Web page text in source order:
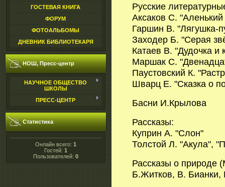
ГОСТЕВАЯ КНИГА
ФОРУМ
ФОТОАЛЬБОМЫ
ДНЕВНИК БИБЛИОТЕКАРЯ
НОШ, Пресс-центр
НАУЧНОЕ ОБЩЕСТВО
ШКОЛЫ
ПРЕСС-ЦЕНТР
Статистика
Онлайн всего: 1
Гостей: 1
Пользователей: 0
Русские
Аксаков С. "Аленький
Гаршин В. "Лягушка-
Заходер Б. "Серая
Катаев В. "Дудочка и
Маршак С.
Паустовский К.
Шварц Е. "Сказка о
Басни И.Крылова
Рассказы:
Куприн А. "Слон"
Толстой Л. "Акула",
Рассказы о природе
Б.Житков, В.